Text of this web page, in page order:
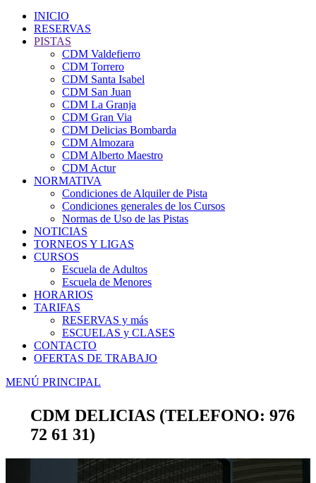
INICIO
RESERVAS
PISTAS
CDM Valdefierro
CDM Torrero
CDM Santa Isabel
CDM San Juan
CDM La Granja
CDM Gran Via
CDM Delicias Bombarda
CDM Almozara
CDM Alberto Maestro
CDM Actur
NORMATIVA
Condiciones de Alquiler de Pista
Condiciones generales de los Cursos
Normas de Uso de las Pistas
NOTICIAS
TORNEOS Y LIGAS
CURSOS
Escuela de Adultos
Escuela de Menores
HORARIOS
TARIFAS
RESERVAS y más
ESCUELAS y CLASES
CONTACTO
OFERTAS DE TRABAJO
MENÚ PRINCIPAL
CDM DELICIAS (TELEFONO: 976
72 61 31)